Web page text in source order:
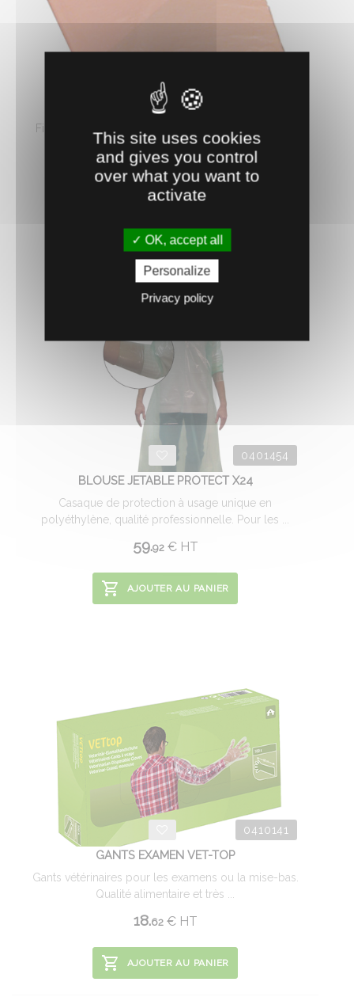
GANTS MISE-BAS
Film plastique fin. Doigts larges, manches longues.
Usage unique. Taille unique. Par ...
12.13 €HT
0401454
BLOUSE JETABLE PROTECT X24
Casaque de protection à usage unique en
polyéthylène, qualité professionnelle. Pour les ...
59.92 €HT
AJOUTER AU PANIER
0410141
GANTS EXAMEN VET-TOP
Gants vétérinaires pour les examens ou la mise-bas.
Qualité alimentaire et très ...
18.62 €HT
AJOUTER AU PANIER
This site uses cookies
and gives you control
over what you want to
activate
OK, accept all
Personalize
Privacy policy